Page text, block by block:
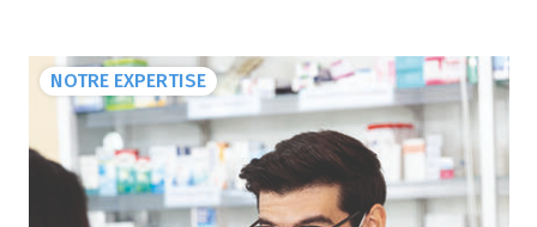
NOTRE EXPERTISE